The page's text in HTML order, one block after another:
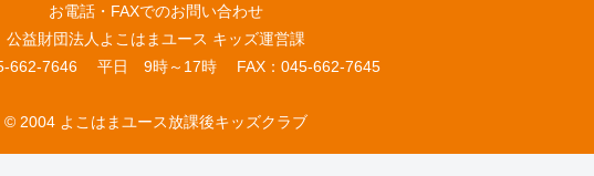
お電話・FAXでのお問い合わせ
公益財団法人よこはまユース キッズ運営課
662-7646 平日 9時～17時 FAX：045-662-7645
© 2004 よこはまユース放課後キッズクラブ